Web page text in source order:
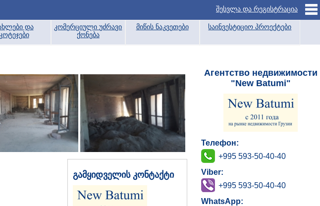
შესვლა და რეგისტრაცია
და
კოტეჯები
კომერციული უძრავი
ქონება
მიწის ნაკვეთები საინვესტიციო პროექტები
გამყიდველის კონტაქტი
Агентство недвижимости
"New Batumi"
Телефон:
+995 593-50-40-40
Viber:
+995 593-50-40-40
WhatsApp: